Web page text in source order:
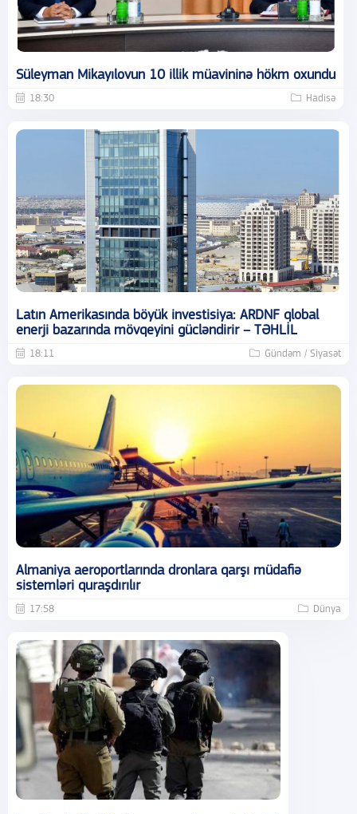
Süleyman Mikayılovun 10 illik müavininə hökm oxundu
18:30 Hadisə
Latın Amerikasında böyük investisiya: ARDNF qlobal
enerji bazarında mövqeyini gücləndirir – TƏHLİL
18:11 Gündəm / Siyasət
Almaniya aeroportlarında dronlara qarşı müdafiə
sistemləri quraşdırılır
17:58 Dünya